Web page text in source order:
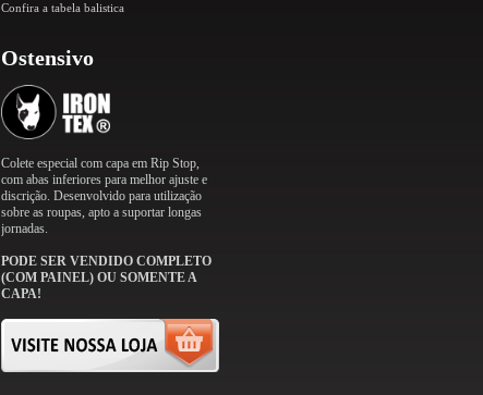
Confira a tabela balistica
Ostensivo
Colete especial com capa em Rip Stop,
com abas inferiores para melhor ajuste e
discrição. Desenvolvido para utilização
sobre as roupas, apto a suportar longas
jornadas.
PODE SER VENDIDO COMPLETO
(COM PAINEL) OU SOMENTE A
CAPA!